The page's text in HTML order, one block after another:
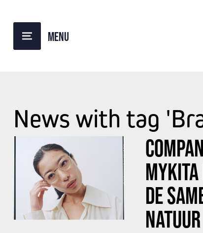
News with tag
MYKITA
DE